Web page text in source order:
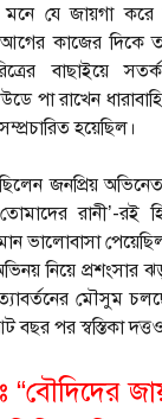
মনে যে জায়গা
কাজের দিকে
বাছাইয়ে
পা রাখেন
হয়েছিল।
জনপ্রিয়
রানী’-রই
ভালোবাসা
নিয়ে প্রশংসার
মৌসুম
বছর পর স্বস্তিকা
“বৌদিদের